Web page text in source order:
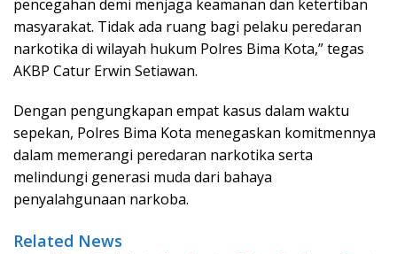
pencegahan demi menjaga keamanan dan ketertiban
masyarakat. Tidak ada ruang bagi pelaku peredaran
narkotika di wilayah hukum Polres Bima Kota,” tegas
AKBP Catur Erwin Setiawan.
Dengan pengungkapan empat kasus dalam waktu
sepekan, Polres Bima Kota menegaskan komitmennya
dalam memerangi peredaran narkotika serta
melindungi generasi muda dari bahaya
penyalahgunaan narkoba.
Related News